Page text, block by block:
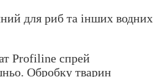
для риб та інших водних
Profiline спрей
Обробку тварин